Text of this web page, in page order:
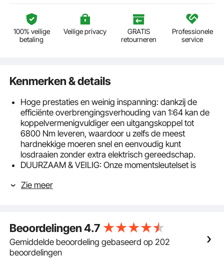
100% veilige
betaling
Veilige privacy
GRATIS
retourneren
Professionele
service
Kenmerken & details
Hoge prestaties en weinig inspanning: dankzij de
efficiënte overbrengingsverhouding van 1:64 kan de
koppelvermenigvuldiger een uitgangskoppel tot
6800 Nm leveren, waardoor u zelfs de meest
hardnekkige moeren snel en eenvoudig kunt
losdraaien zonder extra elektrisch gereedschap.
DUURZAAM & VEILIG: Onze momentsleutelset is
en duurzaamheid in verschillende omgevingen te
Draagbaar en praktisch: de lichtgewicht en
compacte gereedschapskoffer met duurzame
kunststof schaal maakt de
momentsleutelvermenigvuldiger gemakkelijk op te
Zie meer
Beoordelingen4.7
Gemiddelde beoordeling gebaseerd op 202
beoordelingen